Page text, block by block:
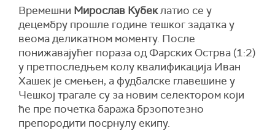
Времешни Мирослав Кубеклатио се у
децембру прошле године тешког задатка у
веома деликатном моменту. После
понижавајућег пораза од Фарских Острва (1:2)
у претпоследњем колу квалификација Иван
Хашек је смењен, а фудбалске главешине у
Чешкој трагале су за новим селектором који
ће пре почетка баража брзопотезно
препородити посрнулу екипу.